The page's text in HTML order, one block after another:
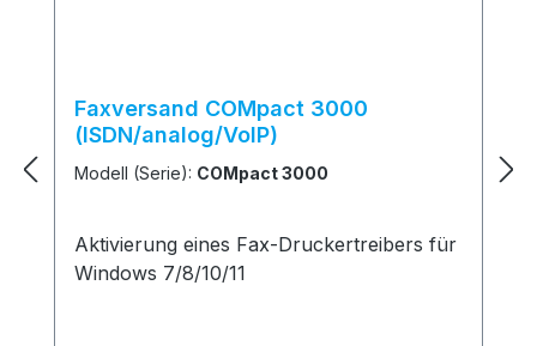
Faxversand COMpact 3000
(ISDN/analog/VoIP)
Modell (Serie): COMpact 3000
Aktivierung eines Fax-Druckertreibers für
Windows 7/8/10/11